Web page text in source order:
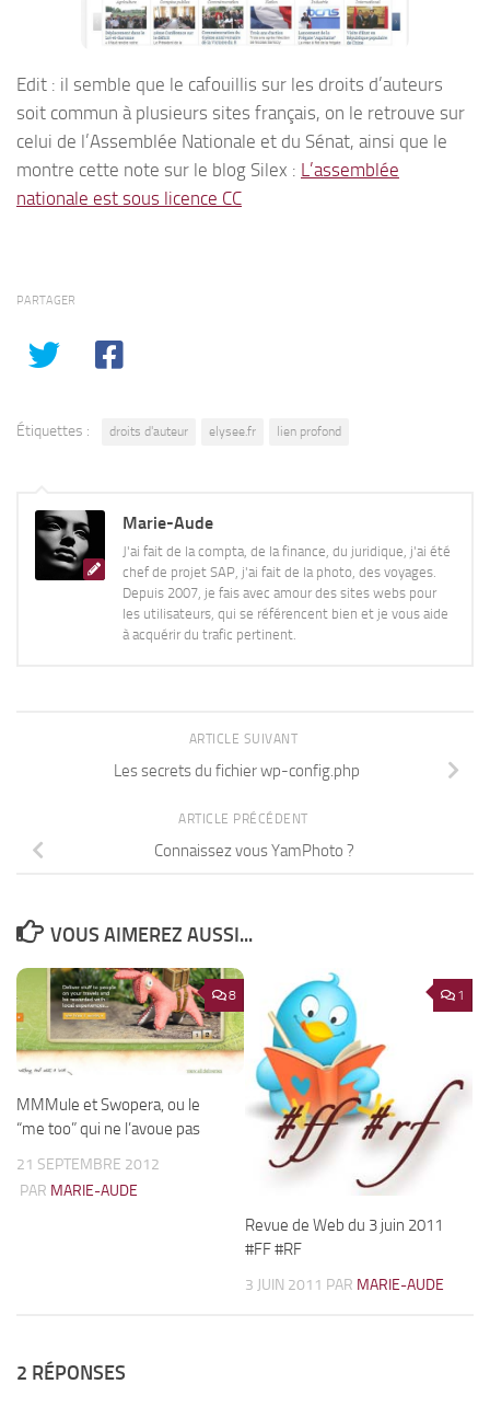
Edit : il semble que le cafouillis sur les droits d’auteurs
soit commun à plusieurs sites français, on le retrouve sur
celui de l’Assemblée Nationale et du Sénat, ainsi que le
montre cette note sur le blog Silex : L’assemblée
nationale est sous licence CC
PARTAGER
Étiquettes : droits d'auteur elysee.fr lien profond
Marie-Aude
J'ai fait de la compta, de la finance, du juridique, j'ai été
chef de projet SAP, j'ai fait de la photo, des voyages.
Depuis 2007, je fais avec amour des sites webs pour
les utilisateurs, qui se référencent bien et je vous aide
à acquérir du trafic pertinent.
ARTICLE SUIVANT
Les secrets du fichier wp-config.php
ARTICLE PRÉCÉDENT
Connaissez vous YamPhoto ?
VOUS AIMEREZ AUSSI...
8
MMMule et Swopera, ou le
“me too” qui ne l’avoue pas
21 SEPTEMBRE 2012
PAR MARIE-AUDE
1
Revue de Web du 3 juin 2011
#FF #RF
3 JUIN 2011 PAR MARIE-AUDE
2 RÉPONSES